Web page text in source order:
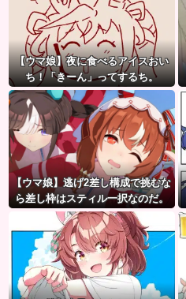
【ウマ娘】夜に食べるアイスおい
ち！「きーん」ってするち。
【ウマ娘】逃げ2差し構成で挑むな
ら差し枠はスティル一択なのだ。